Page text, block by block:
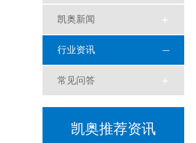
凯奥新闻
行业资讯
常见问答
凯奥推荐资讯